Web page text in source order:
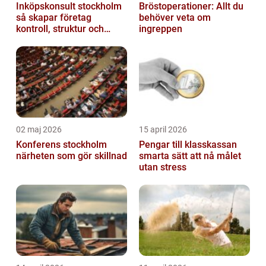
Inköpskonsult stockholm
så skapar företag
kontroll, struktur och
Bröstoperationer: Allt du
behöver veta om
ingreppen
02 maj 2026
Konferens stockholm
närheten som gör skillnad
15 april 2026
Pengar till klasskassan
smarta sätt att nå målet
utan stress